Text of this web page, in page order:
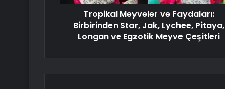
Tropikal Meyveler ve Faydaları:
Birbirinden Star, Jak, Lychee, Pitaya,
Longan ve Egzotik Meyve Çeşitleri